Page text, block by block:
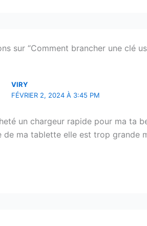
sur “Comment brancher une clé
VIRY
FÉVRIER 2, 2024 À 3:45 PM
un chargeur rapide pour ma ta
de ma tablette elle est trop grande